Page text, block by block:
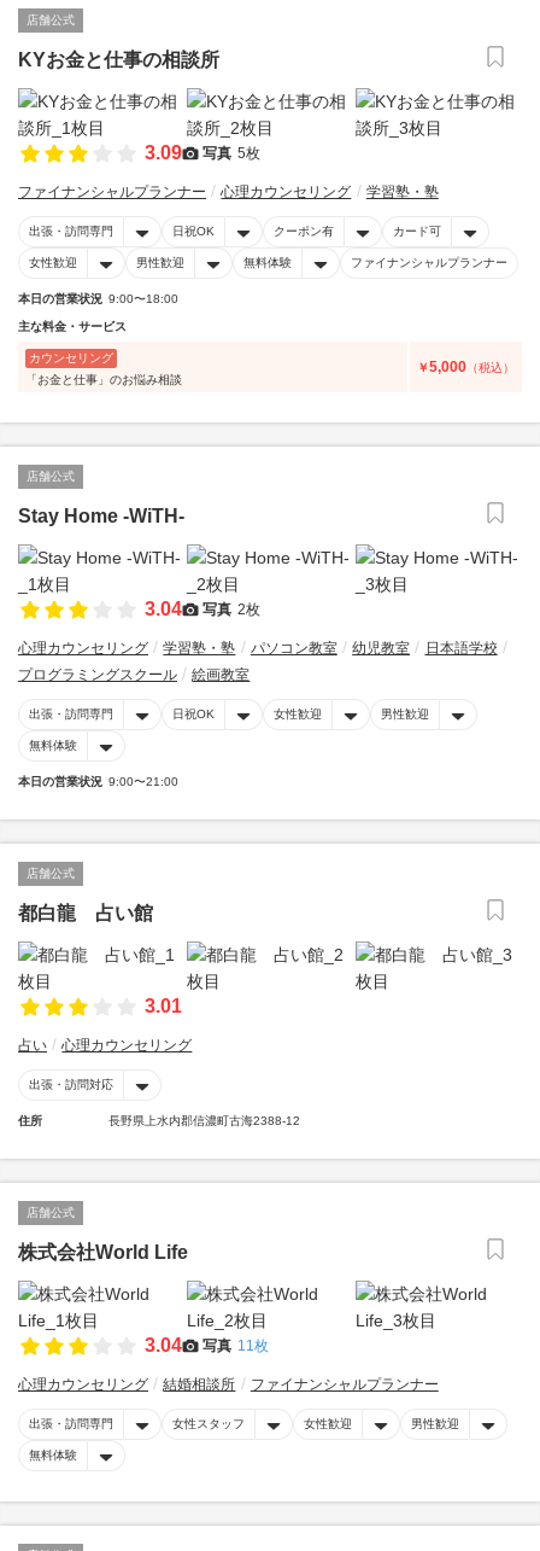
店舗公式
KYお金と仕事の相談所
3.09 写真 5枚
ファイナンシャルプランナー 心理カウンセリング 学習塾・塾
出張・訪問専門 日祝OK クーポン有 カード可
女性歓迎 男性歓迎 無料体験 ファイナンシャルプランナー
本日の営業状況 9:00〜18:00
主な料金・サービス
カウンセリング
「お金と仕事」のお悩み相談
￥5,000 （税込）
店舗公式
Stay Home -WiTH-
3.04 写真 2枚
心理カウンセリング 学習塾・塾 パソコン教室 幼児教室
日本語学校
プログラミングスクール
絵画教室
出張・訪問専門 日祝OK 女性歓迎 男性歓迎
無料体験
本日の営業状況 9:00〜21:00
店舗公式
都白龍 占い館
3.01
占い 心理カウンセリング
出張・訪問対応
住所 長野県上水内郡信濃町古海2388-12
店舗公式
株式会社World Life
3.04 写真 11枚
心理カウンセリング 結婚相談所 ファイナンシャルプランナー
出張・訪問専門 女性スタッフ 女性歓迎 男性歓迎
無料体験